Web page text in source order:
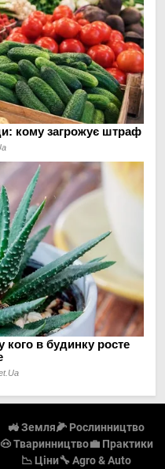
🚜 Земля🌽 Рослинництво
🐽 Тваринництво💼 Практики
📉 Ціни🔧 Agro & Auto